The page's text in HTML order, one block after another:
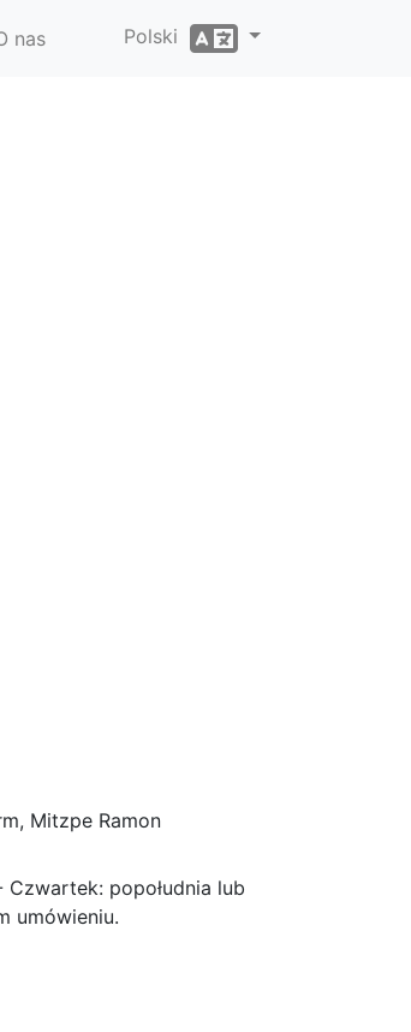
nas Polski
Mitzpe Ramon
Czwartek: popołudnia lub
umówieniu.